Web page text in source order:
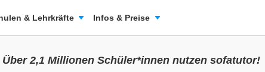
& Lehrkräfte Infos & Preise
Über 2,1 Millionen Schüler*innen nutzen sofatutor!